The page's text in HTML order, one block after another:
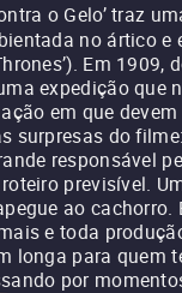
o Gelo’ traz
no ártico e
Em 1909,
expedição que
em que
surpresas do
responsável
previsível.
ao cachorro.
e toda
longa para quem
por